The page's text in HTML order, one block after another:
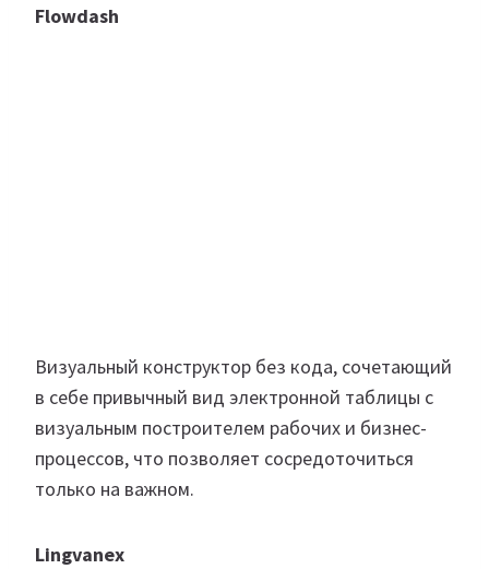
Flowdash
Визуальный конструктор без кода, сочетающий
в себе привычный вид электронной таблицы с
визуальным построителем рабочих и бизнес-
процессов, что позволяет сосредоточиться
только на важном.
Lingvanex